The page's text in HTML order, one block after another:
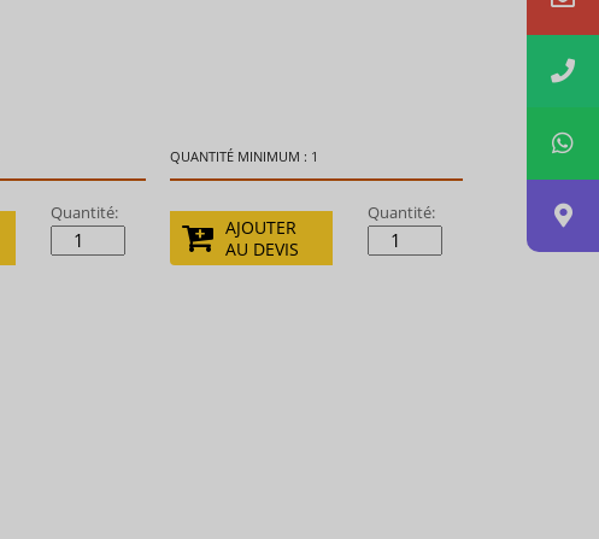
Quantité:
QUANTITÉ MINIMUM : 1
Quantité:
AJOUTER
AU DEVIS